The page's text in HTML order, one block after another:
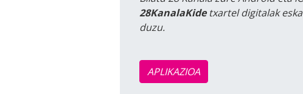
28KanalaKidetxartel digitalak
duzu.
APLIKAZIOA